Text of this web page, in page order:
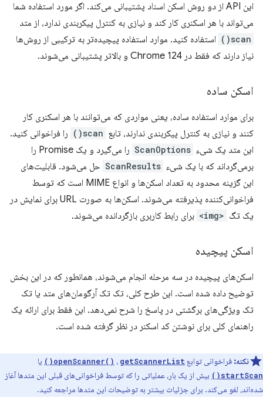
این API از دو روش اسکن اسناد پشتیبانی می‌کند. اگر مورد استفاده شما
می‌تواند با هر اسکنری کار کند و نیازی به کنترل پیکربندی ندارد، از متد
scan()
استفاده کنید. موارد استفاده پیچیده‌تر به ترکیبی از روش‌ها
نیاز دارند که فقط در Chrome 124 و بالاتر پشتیبانی می‌شوند.
اسکن ساده
برای موارد استفاده ساده، یعنی مواردی که می‌توانند با هر اسکنری کار
کنند و نیازی به کنترل پیکربندی ندارند، تابع scan()
را فراخوانی کنید.
این متد یک شیء ScanOptions
را می‌گیرد و یک Promise را
برمی‌گرداند که با یک شیء ScanResults حل می‌شود. قابلیت‌های
این گزینه محدود به تعداد اسکن‌ها و انواع MIME است که توسط
فراخوانی‌کننده پذیرفته می‌شوند. اسکن‌ها به صورت URL برای نمایش در
یک تگ <img> برای رابط کاربری بازگردانده می‌شوند.
اسکن پیچیده
اسکن‌های پیچیده در سه مرحله انجام می‌شوند، همانطور که در این بخش
توضیح داده شده است. این طرح کلی، تک تک آرگومان‌های متد یا تک
تک ویژگی‌های برگشتی در پاسخ را شرح نمی‌دهد. این فقط برای ارائه یک
راهنمای کلی برای نوشتن کد اسکنر در نظر گرفته شده است.
نکته: فراخوانی توابع openScanner() ، getScannerList() یا
startScan()
بیش از یک بار، عملیاتی را که توسط فراخوانی‌های قبلی این متدها آغاز
شده‌اند، لغو می‌کند. برای جزئیات بیشتر به توضیحات این متدها مراجعه کنید.